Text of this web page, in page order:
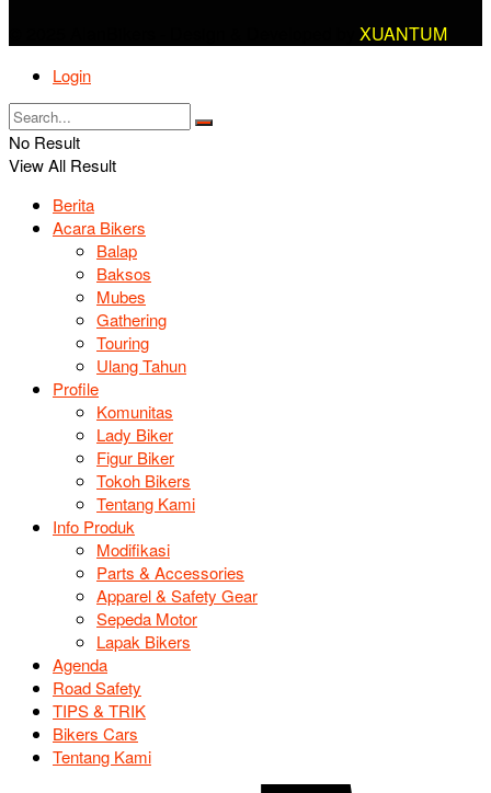
XUANTUM
Login
No Result
View All Result
Berita
Acara Bikers
Balap
Baksos
Mubes
Gathering
Touring
Ulang Tahun
Profile
Komunitas
Lady Biker
Figur Biker
Tokoh Bikers
Tentang Kami
Info Produk
Modifikasi
Parts & Accessories
Apparel & Safety Gear
Sepeda Motor
Lapak Bikers
Agenda
Road Safety
TIPS & TRIK
Bikers Cars
Tentang Kami